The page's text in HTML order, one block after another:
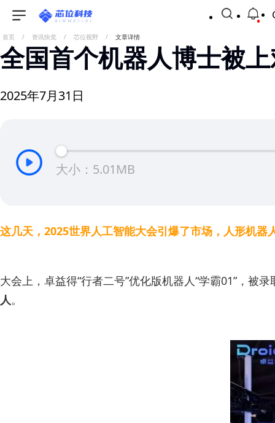
首页 / 资讯快览 / 芯位视野 / 文章详情
全国首个机器人博士被
2025年7月31日
大小：5.01MB
这几天，2025世界人工智能大会引爆了市场，人形机器
大会上，卓益得“行者二号”优化版机器人“学霸01”，被
人。